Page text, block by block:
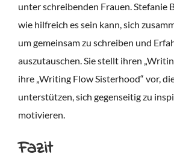
unter schreibenden Frauen. Stefanie
wie hilfreich es sein kann, sich
um gemeinsam zu schreiben und
auszutauschen. Sie stellt ihren
ihre „Writing Flow Sisterhood“ vor,
unterstützen, sich gegenseitig zu
motivieren.
Fazit